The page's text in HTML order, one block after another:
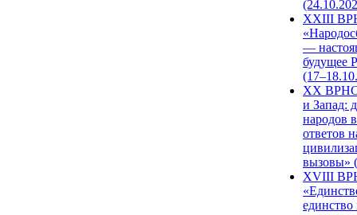
XXIII
—
будущее
XX ВРНС
и Запад:
народов
ответов
вызовы»
XVIII
единство